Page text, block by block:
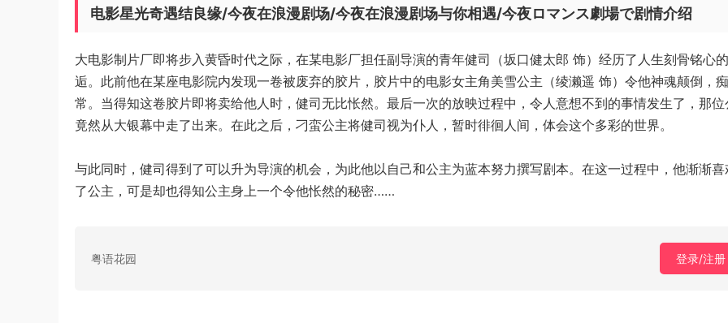
电影星光奇遇结良缘/今夜在浪漫剧场/今夜在浪漫剧场与你相遇/今夜ロマンス劇場で剧情介绍
大电影制片厂即将步入黄昏时代之际，在某电影厂担任副导演的青年健司（坂口健太郎 饰）经历了人生刻骨铭心
逅。此前他在某座电影院内发现一卷被废弃的胶片，胶片中的电影女主角美雪公主（绫濑遥 饰）令他神魂颠倒，
常。当得知这卷胶片即将卖给他人时，健司无比怅然。最后一次的放映过程中，令人意想不到的事情发生了，那位
竟然从大银幕中走了出来。在此之后，刁蛮公主将健司视为仆人，暂时徘徊人间，体会这个多彩的世界。
与此同时，健司得到了可以升为导演的机会，为此他以自己和公主为蓝本努力撰写剧本。在这一过程中，他渐渐喜
了公主，可是却也得知公主身上一个令他怅然的秘密……
粤语花园 登录/注册